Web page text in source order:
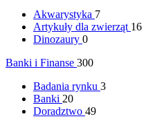
Akwarystyka 7
Artykuły dla zwierząt 16
Dinozaury 0
Banki i Finanse 300
Badania rynku 3
Banki 20
Doradztwo 49